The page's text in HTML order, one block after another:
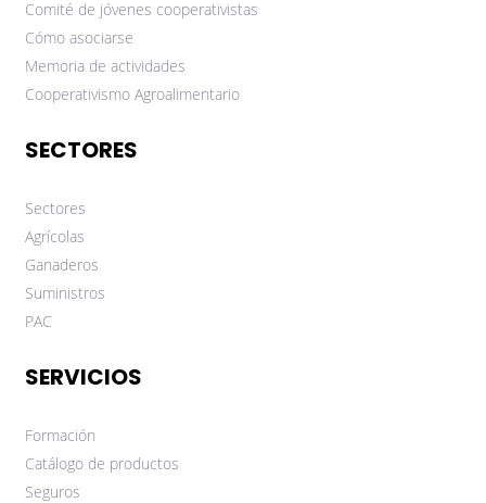
Comité de jóvenes cooperativistas
Cómo asociarse
Memoria de actividades
Cooperativismo Agroalimentario
SECTORES
Sectores
Agrícolas
Ganaderos
Suministros
PAC
SERVICIOS
Formación
Catálogo de productos
Seguros